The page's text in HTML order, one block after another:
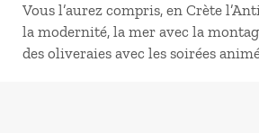
Vous l’aurez compris, en Crète
la modernité, la mer avec la
des oliveraies avec les soirées